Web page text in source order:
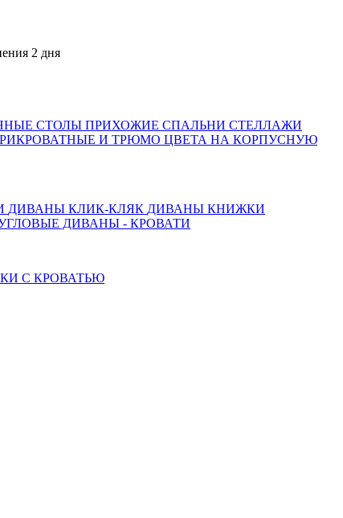
дня
СТОЛЫ ПРИХОЖИЕ СПАЛЬНИ СТЕЛЛАЖИ
И ТРЮМО ЦВЕТА НА КОРПУСНУЮ
ДИВАНЫ КЛИК-КЛЯК ДИВАНЫ КНИЖКИ
ДИВАНЫ - КРОВАТИ
С КРОВАТЬЮ